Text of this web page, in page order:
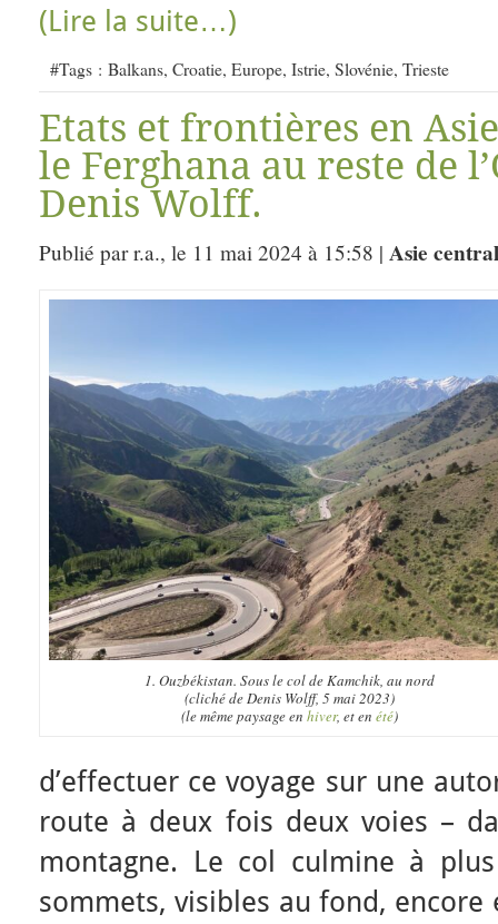
(Lire la suite…)
#Tags : Balkans, Croatie, Europe, Istrie, Slovénie, Trieste
Etats et frontières en
le Ferghana au reste de
Denis Wolff.
Publié par r.a., le 11 mai 2024 à 15:58 | Asie
1. Ouzbékistan. Sous le col de Kamchik, au nord
(cliché de Denis Wolff, 5 mai 2023)
(le même paysage en hiver, et en été)
d’effectuer ce voyage sur une
route à deux fois deux voies –
montagne. Le col culmine à
sommets, visibles au fond, encore